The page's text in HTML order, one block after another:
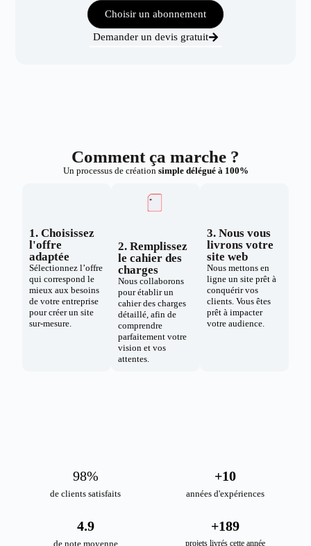
Choisir un abonnement
Demander un devis gratuit
Comment ça marche ?
Un processus de création simple délégué à 100%
1. Choisissez
l'offre
adaptée
Sélectionnez l’offre
qui correspond le
mieux aux besoins
de votre entreprise
pour créer un site
sur-mesure.
2. Remplissez
le cahier des
charges
Nous collaborons
pour établir un
cahier des charges
détaillé, afin de
comprendre
parfaitement votre
vision et vos
attentes.
3. Nous vous
livrons votre
site web
Nous mettons en
ligne un site prêt à
conquérir vos
clients. Vous êtes
prêt à impacter
votre audience.
de clients satisfaits
98%
années d'expériences
+10
de note moyenne
4.9
projets livrés cette année
+189